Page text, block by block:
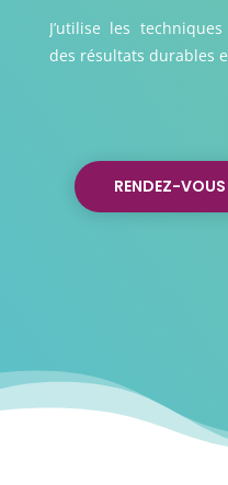
J’utilise les
des résultats durables
RENDEZ-